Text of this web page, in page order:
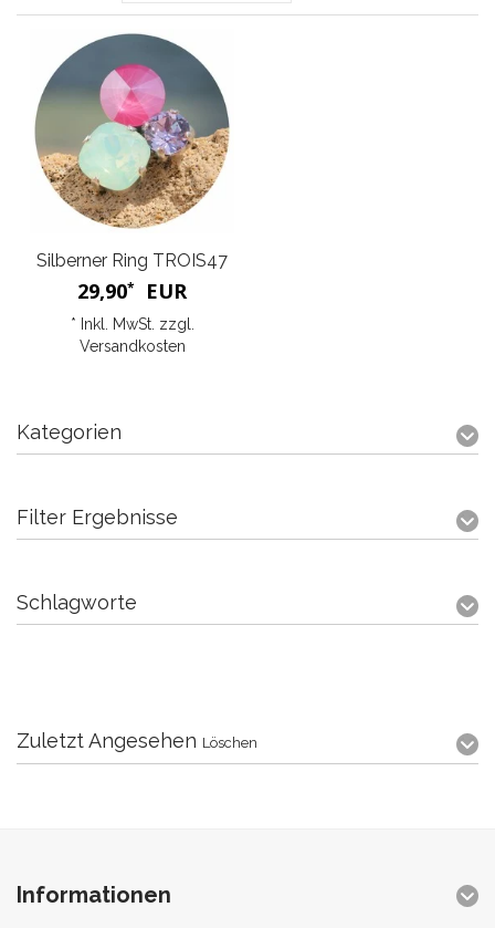
Silberner Ring TROIS47
29,90* EUR
* Inkl. MwSt. zzgl.
Versandkosten
Kategorien
Filter Ergebnisse
Schlagworte
Zuletzt Angesehen Löschen
Informationen